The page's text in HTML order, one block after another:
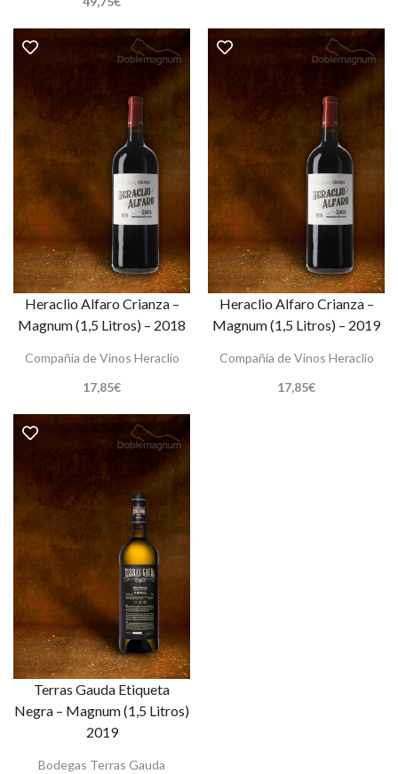
Heraclio Alfaro Crianza –
Magnum (1,5 Litros) – 2018
Compañía de Vinos Heraclio
17,85€
Heraclio Alfaro Crianza –
Magnum (1,5 Litros) – 2019
Compañía de Vinos Heraclio
17,85€
Terras Gauda Etiqueta
Negra – Magnum (1,5 Litros)
2019
Bodegas Terras Gauda